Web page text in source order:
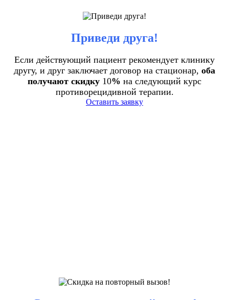
Приведи друга!
Если действующий пациент рекомендует клинику
другу, и друг заключает договор на стационар, оба
получают скидку 10% на следующий курс
противорецидивной терапии.
Оставить заявку